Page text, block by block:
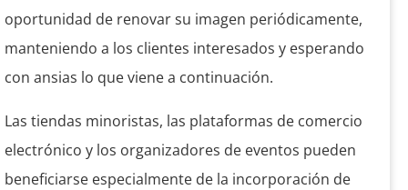
oportunidad de renovar su imagen periódicamente,
manteniendo a los clientes interesados ​​y esperando
con ansias lo que viene a continuación.
Las tiendas minoristas, las plataformas de comercio
electrónico y los organizadores de eventos pueden
beneficiarse especialmente de la incorporación de